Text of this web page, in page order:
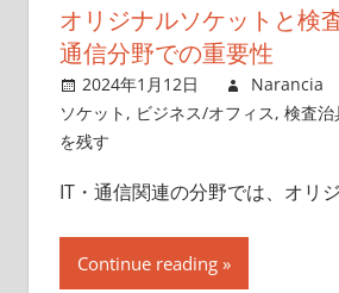
オリジナルソケットと検
通信分野での重要性
2024年1月12日 Narancia
ソケット , ビジネス/オフィス, 検査治
を残す
IT・通信関連の分野では、オリ
Continue reading